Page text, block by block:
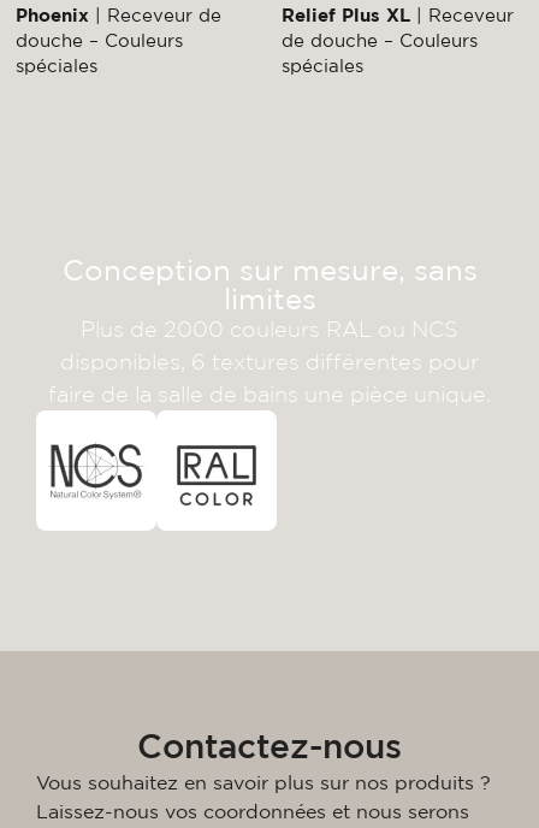
Phoenix | Receveur de
douche – Couleurs
spéciales
Relief Plus XL | Receveur
de douche – Couleurs
spéciales
Conception sur mesure, sans
limites
Plus de 2000 couleurs RAL ou NCS
disponibles, 6 textures différentes pour
faire de la salle de bains une pièce unique.
Contactez-nous
Vous souhaitez en savoir plus sur nos produits ?
Laissez-nous vos coordonnées et nous serons